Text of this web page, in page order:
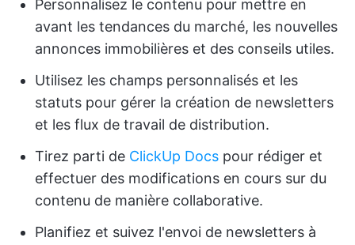
Personnalisez le contenu pour mettre en
avant les tendances du marché, les nouvelles
annonces immobilières et des conseils utiles.
Utilisez les champs personnalisés et les
statuts pour gérer la création de newsletters
et les flux de travail de distribution.
Tirez parti de ClickUp Docs pour rédiger et
effectuer des modifications en cours sur du
contenu de manière collaborative.
Planifiez et suivez l'envoi de newsletters à